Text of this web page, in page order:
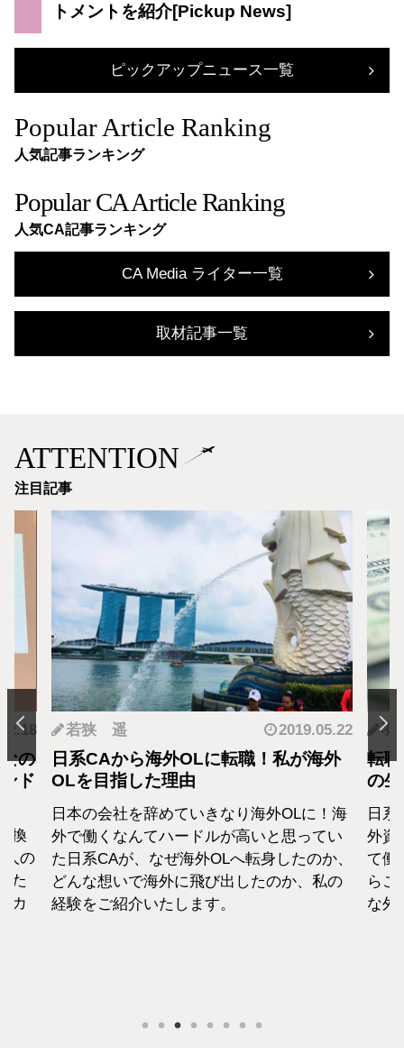
トメントを紹介
ピックアップニュース一覧
Popular Article Ranking
人気記事ランキング
Popular CA Article Ranking
人気CA記事ランキング
CA Media ライター一覧
取材記事一覧
ATTENTION
注目記事
の
ド
換
人の
た
カ
若狭 遥 2019.05.22
日系CAから海外OLに転職！私が海外
OLを目指した理由
日本の会社を辞めていきなり海外OLに！海
外で働くなんてハードルが高いと思ってい
た日系CAが、なぜ海外OLへ転身したのか、
どんな想いで海外に飛び出したのか、私の
経験をご紹介いたします。
羽
転
の
日
外資
て働
らこ
な外